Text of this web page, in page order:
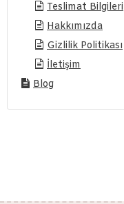
Teslimat Bilgileri
Hakkımızda
Gizlilik Politikası
İletişim
Blog